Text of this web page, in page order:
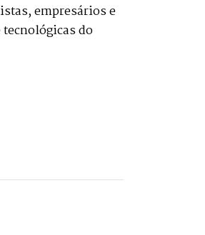
empresários e
do